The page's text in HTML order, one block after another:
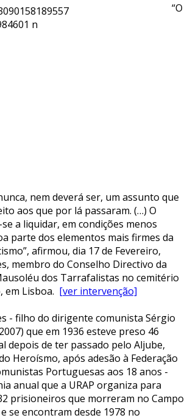
“O
nem deverá ser, um assunto que
aos que por lá passaram. (…) O
a liquidar, em condições menos
parte dos elementos mais firmes da
afirmou, dia 17 de Fevereiro,
membro do Conselho Directivo da
dos Tarrafalistas no cemitério
em Lisboa. [ver intervenção]
- filho do dirigente comunista Sérgio
que em 1936 esteve preso 46
depois de ter passado pelo Aljube,
Heroísmo, após adesão à Federação
Portuguesas aos 18 anos -
anual que a URAP organiza para
prisioneiros que morreram no Campo
se encontram desde 1978 no